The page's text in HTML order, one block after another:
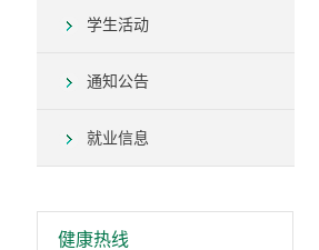
学生活动
通知公告
就业信息
健康热线